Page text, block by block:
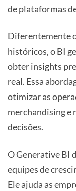
de plataformas
Diferentemente
históricos, o BI
obter insights
real. Essa
otimizar as
merchandising e
decisões.
O Generative BI
equipes de
Ele ajuda as